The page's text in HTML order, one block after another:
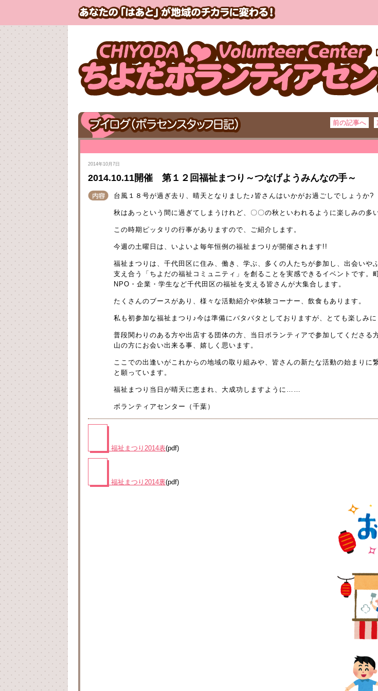
前の記事へ
2014年10月7日
2014.10.11開催 第１２回福祉まつり～つなげようみんなの手～
台風１８号が過ぎ去り、晴天となりました♪皆さんはいかがお過ごしでしょうか?
秋はあっという間に過ぎてしまうけれど、〇〇の秋といわれるように楽しみの多
この時期ピッタリの行事がありますので、ご紹介します。
今週の土曜日は、いよいよ毎年恒例の福祉まつりが開催されます!!
福祉まつりは、千代田区に住み、働き、学ぶ、多くの人たちが参加し、出会いや
支え合う「ちよだの福祉コミュニティ」を創ることを実感できるイベントです。
NPO・企業・学生など千代田区の福祉を支える皆さんが大集合します。
たくさんのブースがあり、様々な活動紹介や体験コーナー、飲食もあります。
私も初参加な福祉まつり♪今は準備にバタバタとしておりますが、とても楽しみに
普段関わりのある方や出店する団体の方、当日ボランティアで参加してくださる
山の方にお会い出来る事、嬉しく思います。
ここでの出逢いがこれからの地域の取り組みや、皆さんの新たな活動の始まりに
と願っています。
福祉まつり当日が晴天に恵まれ、大成功しますように……
ボランティアセンター（千葉）
福祉まつり2014表(pdf)
福祉まつり2014裏(pdf)